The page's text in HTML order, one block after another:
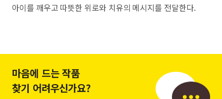
아이를 깨우고 따뜻한 위로와 치유의 메시지를 전달한다.
마음에 드는 작품
찾기 어려우신가요?